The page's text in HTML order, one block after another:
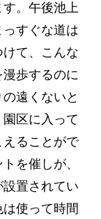
。午後池上
すぐな道は
て、こんな
歩するのに
遠くないと
区に入って
えることがで
を催しが、
置されてい
使って時間